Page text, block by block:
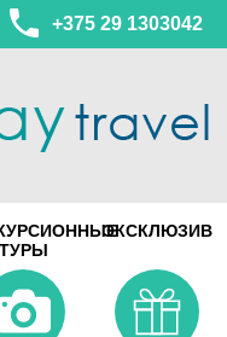
+375 29 1303042
Travel
ТУРЫ
ЭКСКЛЮЗИВ